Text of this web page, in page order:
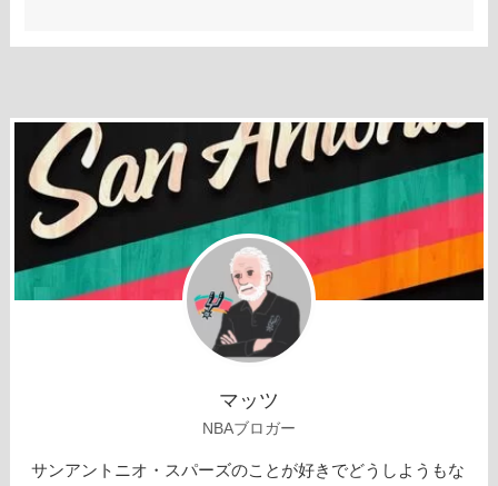
マッツ
NBAブロガー
サンアントニオ・スパーズのことが好きでどうしようもな